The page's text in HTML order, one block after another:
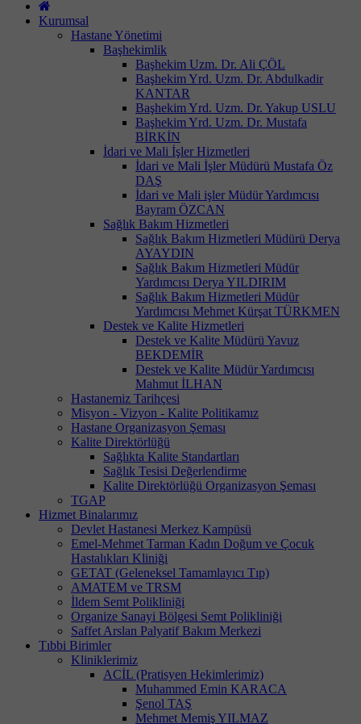
Kurumsal
Hastane Yönetimi
Başhekimlik
Başhekim Uzm. Dr. Ali ÇÖL
Başhekim Yrd. Uzm. Dr. Abdulkadir
KANTAR
Başhekim Yrd. Uzm. Dr. Yakup USLU
Başhekim Yrd. Uzm. Dr. Mustafa
BİRKİN
İdari ve Mali İşler Hizmetleri
İdari ve Mali İşler Müdürü Mustafa Öz
DAŞ
İdari ve Mali işler Müdür Yardımcısı
Bayram ÖZCAN
Sağlık Bakım Hizmetleri
Sağlık Bakım Hizmetleri Müdürü Derya
AYAYDIN
Sağlık Bakım Hizmetleri Müdür
Yardımcısı Derya YILDIRIM
Sağlık Bakım Hizmetleri Müdür
Yardımcısı Mehmet Kürşat TÜRKMEN
Destek ve Kalite Hizmetleri
Destek ve Kalite Müdürü Yavuz
BEKDEMİR
Destek ve Kalite Müdür Yardımcısı
Mahmut İLHAN
Hastanemiz Tarihçesi
Misyon - Vizyon - Kalite Politikamız
Hastane Organizasyon Şeması
Kalite Direktörlüğü
Sağlıkta Kalite Standartları
Sağlık Tesisi Değerlendirme
Kalite Direktörlüğü Organizasyon Şeması
TGAP
Hizmet Binalarımız
Devlet Hastanesi Merkez Kampüsü
Emel-Mehmet Tarman Kadın Doğum ve Çocuk
Hastalıkları Kliniği
GETAT (Geleneksel Tamamlayıcı Tıp)
AMATEM ve TRSM
İldem Semt Polikliniği
Organize Sanayi Bölgesi Semt Polikliniği
Saffet Arslan Palyatif Bakım Merkezi
Tıbbi Birimler
Kliniklerimiz
ACİL (Pratisyen Hekimlerimiz)
Muhammed Emin KARACA
Şenol TAŞ
Mehmet Memiş YILMAZ